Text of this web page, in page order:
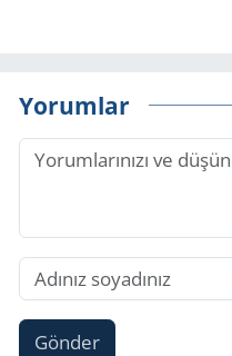
Yorumlar
Gönder